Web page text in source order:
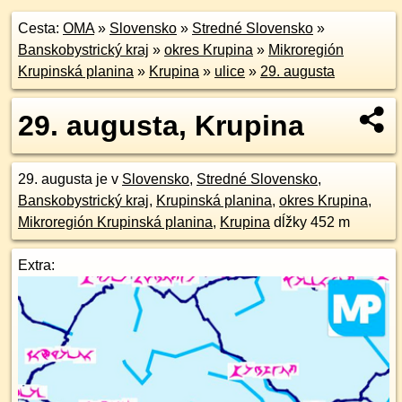
Cesta: OMA» Slovensko » Stredné Slovensko »
Banskobystrický kraj » okres Krupina » Mikroregión
Krupinská planina » Krupina » ulice » 29. augusta
29. augusta, Krupina
29. augusta je v Slovensko, Stredné Slovensko,
Banskobystrický kraj, Krupinská planina, okres Krupina,
Mikroregión Krupinská planina, Krupina dĺžky 452 m
Extra: